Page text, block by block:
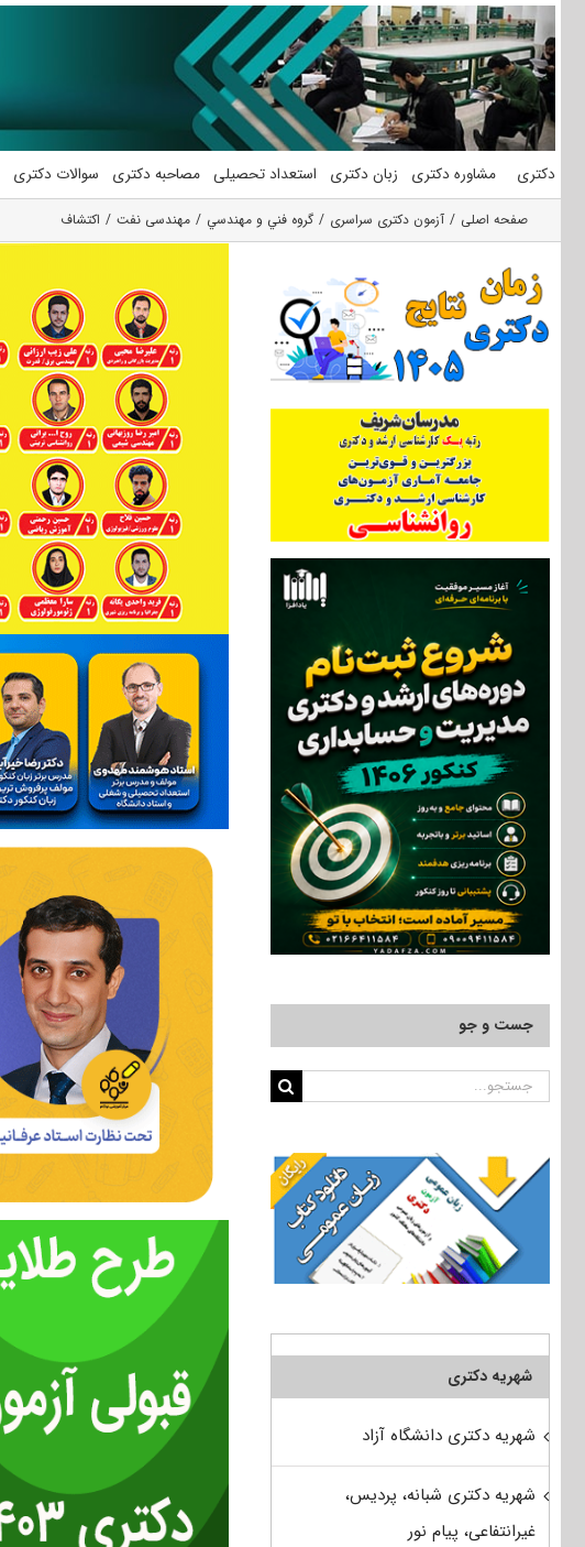
محتوا
دکتری مشاوره دکتری زبان دکتری استعداد تحصیلی مصاحبه دکتری سوالات دکتری
صفحه اصلی آزمون دکتری سراسری گروه فني و مهندسي مهندسی نفت اکتشاف
جست و جو
جستجو
شهریه دکتری
شهریه دکتری دانشگاه آزاد
شهریه دکتری شبانه، پردیس،
غیرانتفاعی، پیام نور